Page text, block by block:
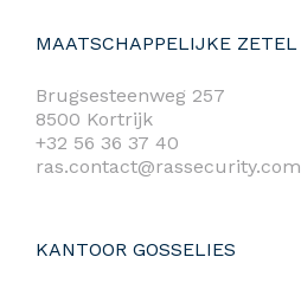
MAATSCHAPPELIJKE ZETEL
Brugsesteenweg 257
8500 Kortrijk
+32 56 36 37 40
ras.contact@rassecurity.com
KANTOOR GOSSELIES